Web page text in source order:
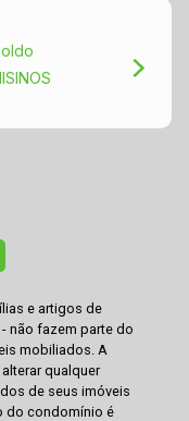
e artigos de
não fazem parte do
mobiliados. A
qualquer
de seus imóveis
do condomínio é